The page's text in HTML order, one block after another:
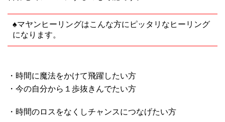
♠マヤンヒーリングはこんな方にピッタリなヒーリング
になります。
・時間に魔法をかけて飛躍したい方
・今の自分から１歩抜きんでたい方
・時間のロスをなくしチャンスにつなげたい方